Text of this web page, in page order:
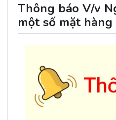
Thông báo V/v
một số mặt hàng